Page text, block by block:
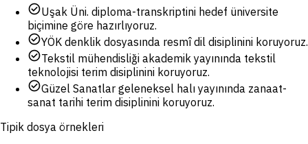
check_circleUşak Üni. diploma-transkriptini hedef üniversite
biçimine göre hazırlıyoruz.
check_circleYÖK denklik dosyasında resmî dil disiplinini koruyoruz.
check_circleTekstil mühendisliği akademik yayınında tekstil
teknolojisi terim disiplinini koruyoruz.
check_circleGüzel Sanatlar geleneksel halı yayınında zanaat-
sanat tarihi terim disiplinini koruyoruz.
Tipik dosya örnekleri